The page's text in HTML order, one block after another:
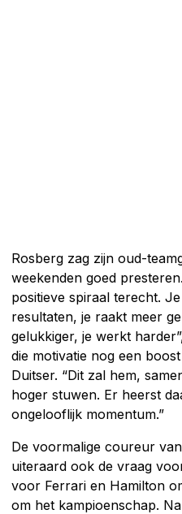
Rosberg zag zijn oud-
weekenden goed
positieve spiraal terecht.
resultaten, je raakt meer
gelukkiger, je werkt
die motivatie nog een
Duitser. “Dit zal hem,
hoger stuwen. Er heerst
ongelooflijk momentum.”
De voormalige coureur
uiteraard ook de vraag
voor Ferrari en Hamilton
om het kampioenschap.